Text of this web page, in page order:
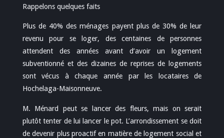
Rappelons quelques faits
Plus de 40% des ménages payent plus de 30% de leur
revenu pour se loger, des centaines de personnes
attendent des années avant d’avoir un logement
subventionné et des dizaines de reprises de logements
sont vécus à chaque année par les locataires de
Hochelaga-Maisonneuve.
M. Ménard peut se lancer des fleurs, mais on serait
plutôt tenter de lui lancer le pot. L’arrondissement se doit
de devenir plus proactif en matière de logement social et